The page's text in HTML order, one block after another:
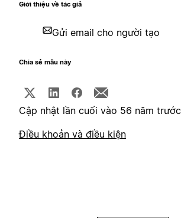
Giới thiệu về tác giả
Gửi email cho người tạo
Chia sẻ mẫu này
Cập nhật lần cuối vào 56 năm trước
Điều khoản và điều kiện